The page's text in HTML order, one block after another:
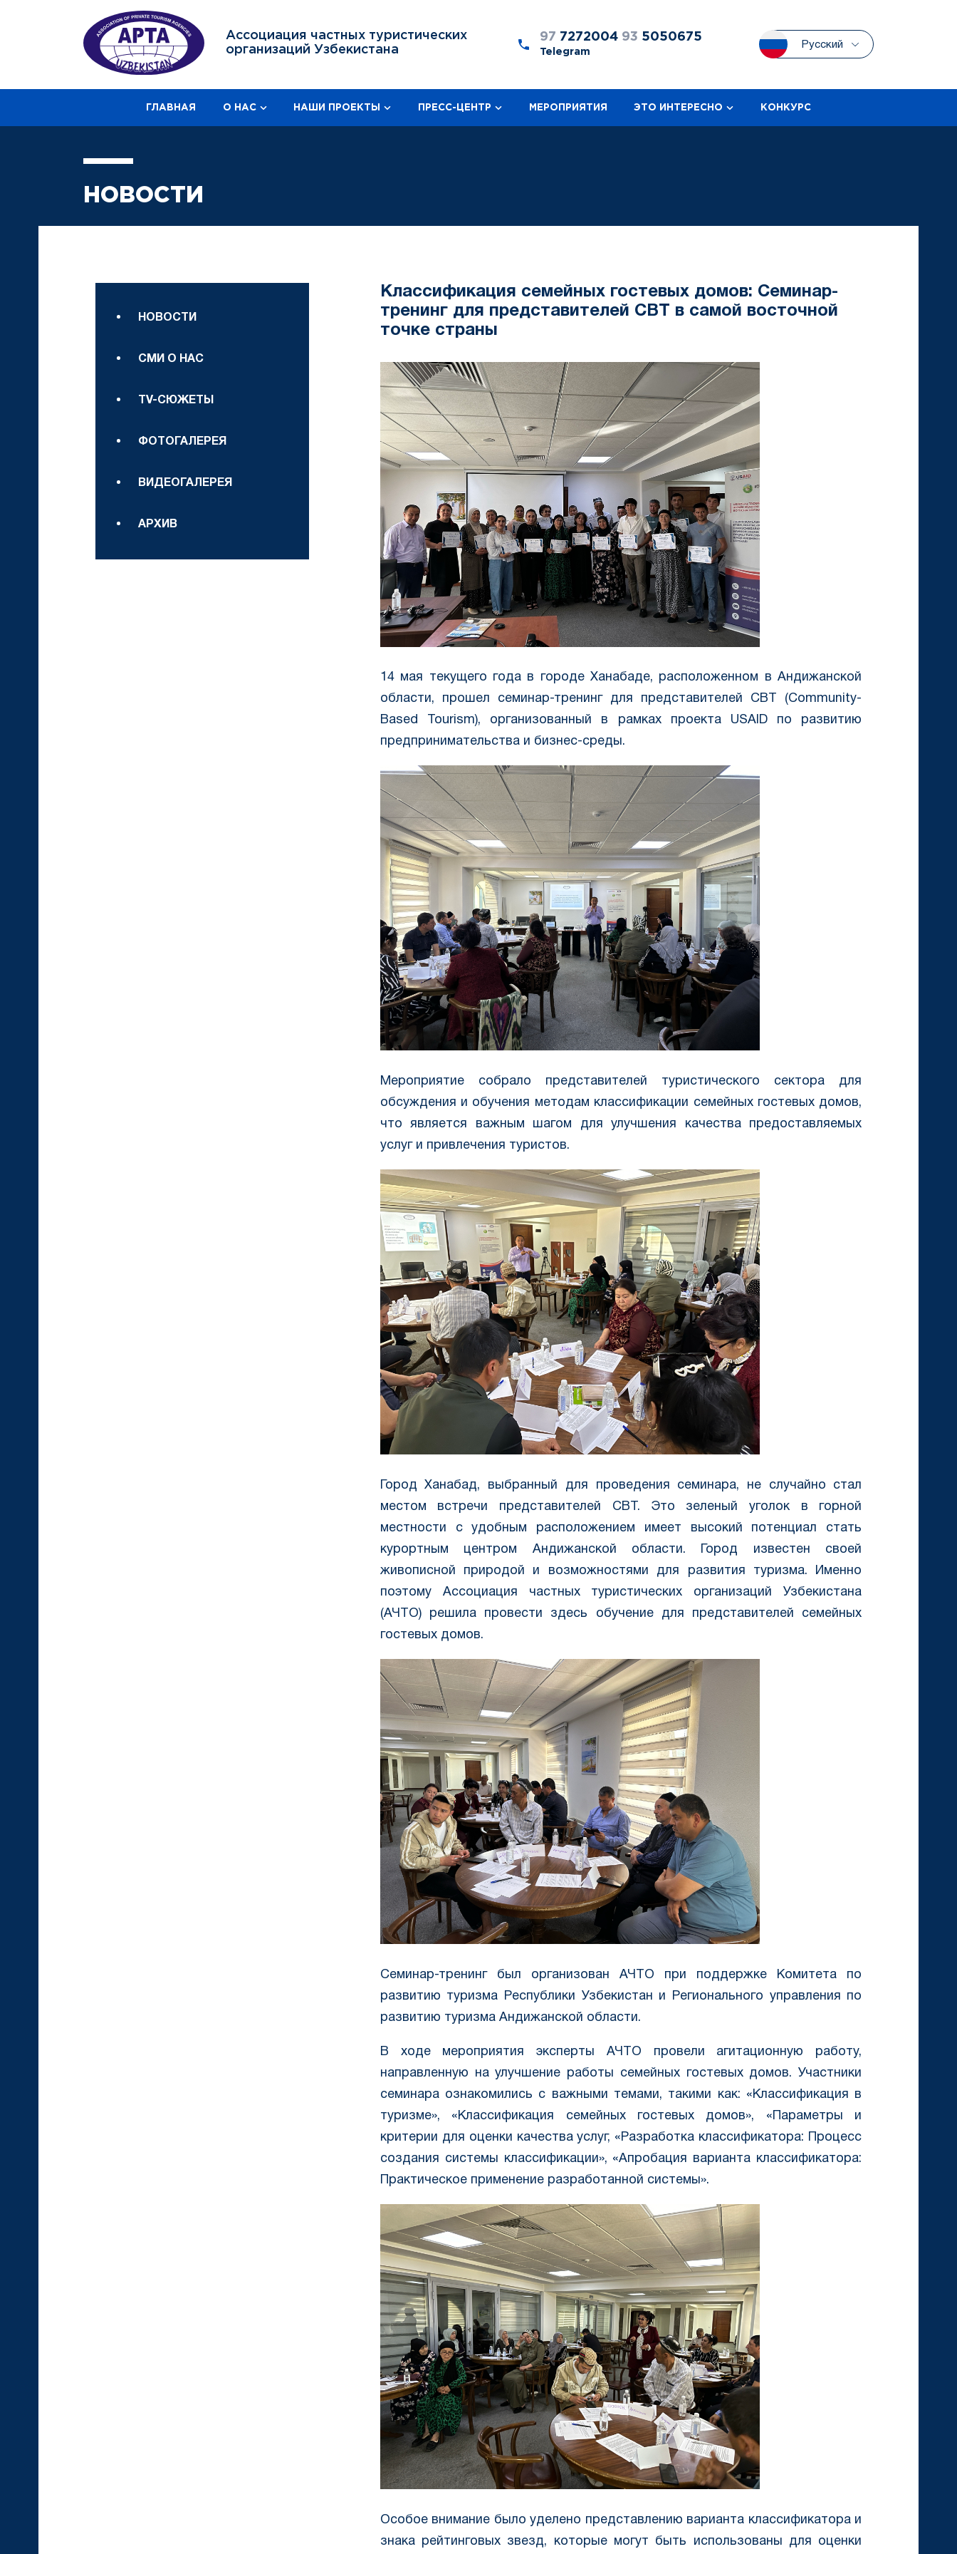
Ассоциация частных туристических
организаций Узбекистана
97 7272004 93 5050675
Telegram
Русский
ГЛАВНАЯ О НАС НАШИ ПРОЕКТЫ ПРЕСС-ЦЕНТР МЕРОПРИЯТИЯ ЭТО ИНТЕРЕСНО КОНКУРС
НОВОСТИ
НОВОСТИ
СМИ О НАС
TV-СЮЖЕТЫ
ФОТОГАЛЕРЕЯ
ВИДЕОГАЛЕРЕЯ
АРХИВ
Классификация семейных гостевых домов: Семинар-
тренинг для представителей CBT в самой восточной
точке страны
14 мая текущего года в городе Ханабаде, расположенном в Андижанской
области, прошел семинар-тренинг для представителей CBT (Community-
Based Tourism), организованный в рамках проекта USAID по развитию
предпринимательства и бизнес-среды.
Мероприятие собрало представителей туристического сектора для
обсуждения и обучения методам классификации семейных гостевых домов,
что является важным шагом для улучшения качества предоставляемых
услуг и привлечения туристов.
Город Ханабад, выбранный для проведения семинара, не случайно стал
местом встречи представителей CBT. Это зеленый уголок в горной
местности с удобным расположением имеет высокий потенциал стать
курортным центром Андижанской области. Город известен своей
живописной природой и возможностями для развития туризма. Именно
поэтому Ассоциация частных туристических организаций Узбекистана
(АЧТО) решила провести здесь обучение для представителей семейных
гостевых домов.
Семинар-тренинг был организован АЧТО при поддержке Комитета по
развитию туризма Республики Узбекистан и Регионального управления по
развитию туризма Андижанской области.
В ходе мероприятия эксперты АЧТО провели агитационную работу,
направленную на улучшение работы семейных гостевых домов. Участники
семинара ознакомились с важными темами, такими как: «Классификация в
туризме», «Классификация семейных гостевых домов», «Параметры и
критерии для оценки качества услуг, «Разработка классификатора: Процесс
создания системы классификации», «Апробация варианта классификатора:
Практическое применение разработанной системы».
Особое внимание было уделено представлению варианта классификатора и
знака рейтинговых звезд, которые могут быть использованы для оценки